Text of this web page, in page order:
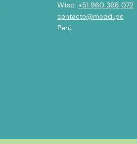
Wtsp: +51 960 398 072
contacto@meddi.pe
Perú